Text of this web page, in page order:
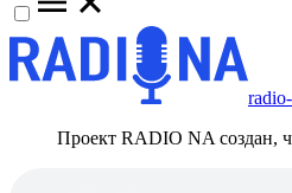
Проект RADIO NA создан,